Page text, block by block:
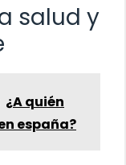
salud y
¿A quién
españa?